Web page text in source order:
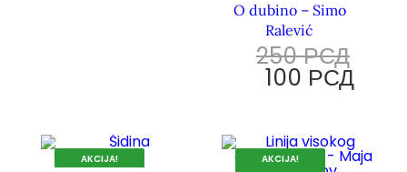
O dubino – Simo
Ralević
250РСД
100 РСД
AKCIJA!
AKCIJA!